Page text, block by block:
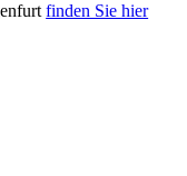
finden Sie hier